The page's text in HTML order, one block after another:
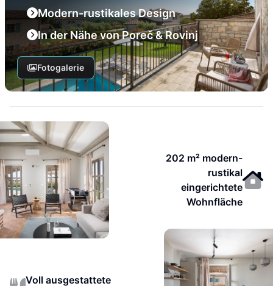
Modern-rustikales Design
In der Nähe von Poreč & Rovinj
Fotogalerie
202 m² modern-
rustikal
eingerichtete
Wohnfläche
Voll ausgestattete